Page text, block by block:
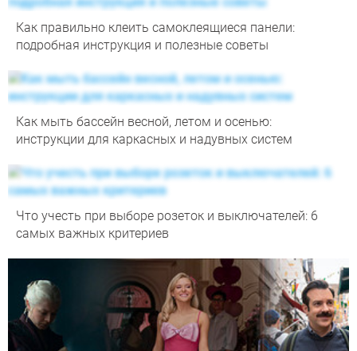
Как правильно клеить самоклеящиеся панели:
подробная инструкция и полезные советы
Как мыть бассейн весной, летом и осенью:
инструкции для каркасных и надувных систем
Что учесть при выборе розеток и выключателей: 6
самых важных критериев